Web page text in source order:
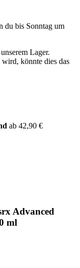
du bis Sonntag um
Lager.
könnte dies das
ab 42,90 €
Advanced
ml